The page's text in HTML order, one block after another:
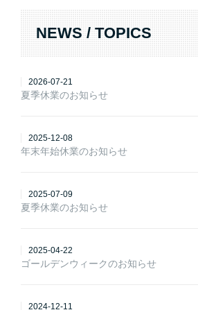
NEWS / TOPICS
2026-07-21
夏季休業のお知らせ
2025-12-08
年末年始休業のお知らせ
2025-07-09
夏季休業のお知らせ
2025-04-22
ゴールデンウィークのお知らせ
2024-12-11